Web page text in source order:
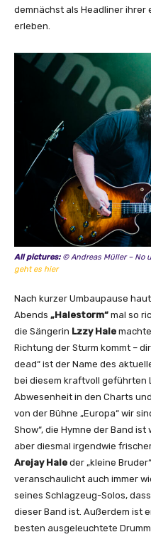
demnächst als Headliner ihrer
erleben.
All pictures:© Andreas Müller – No
geht es hier
Nach kurzer Umbaupause
Abends „Halestorm“ mal so
die Sängerin Lzzy Hale
Richtung der Sturm kommt –
dead“ ist der Name des
bei diesem kraftvoll
Abwesenheit in den Charts
von der Bühne „Europa“ wir
Show“, die Hymne der Band
aber diesmal irgendwie
Arejay Hale der „kleine
veranschaulicht auch immer
seines Schlagzeug-Solos,
dieser Band ist. Außerdem ist
besten ausgeleuchtete